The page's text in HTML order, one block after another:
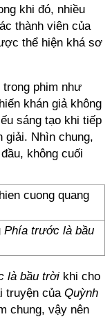
khi đó, nhiều
thành viên của
thể hiện khá sơ
phim như
khán giả không
sáng tạo khi tiếp
giải. Nhìn chung,
không cuối
Phía trước là bầu
là bầu trời khi cho
truyện của Quỳnh
chung, vậy nên